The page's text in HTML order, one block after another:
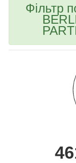
Фільтр